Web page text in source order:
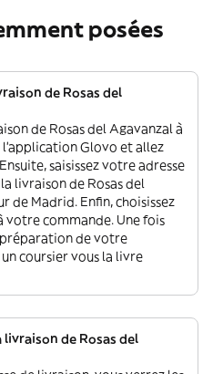
posées
de Rosas del
de Rosas del Agavanzal à
l'application Glovo et allez
saisissez votre adresse
livraison de Rosas del
de Madrid. Enfin, choisissez
commande. Une fois
de votre
coursier vous la livre
de Rosas del